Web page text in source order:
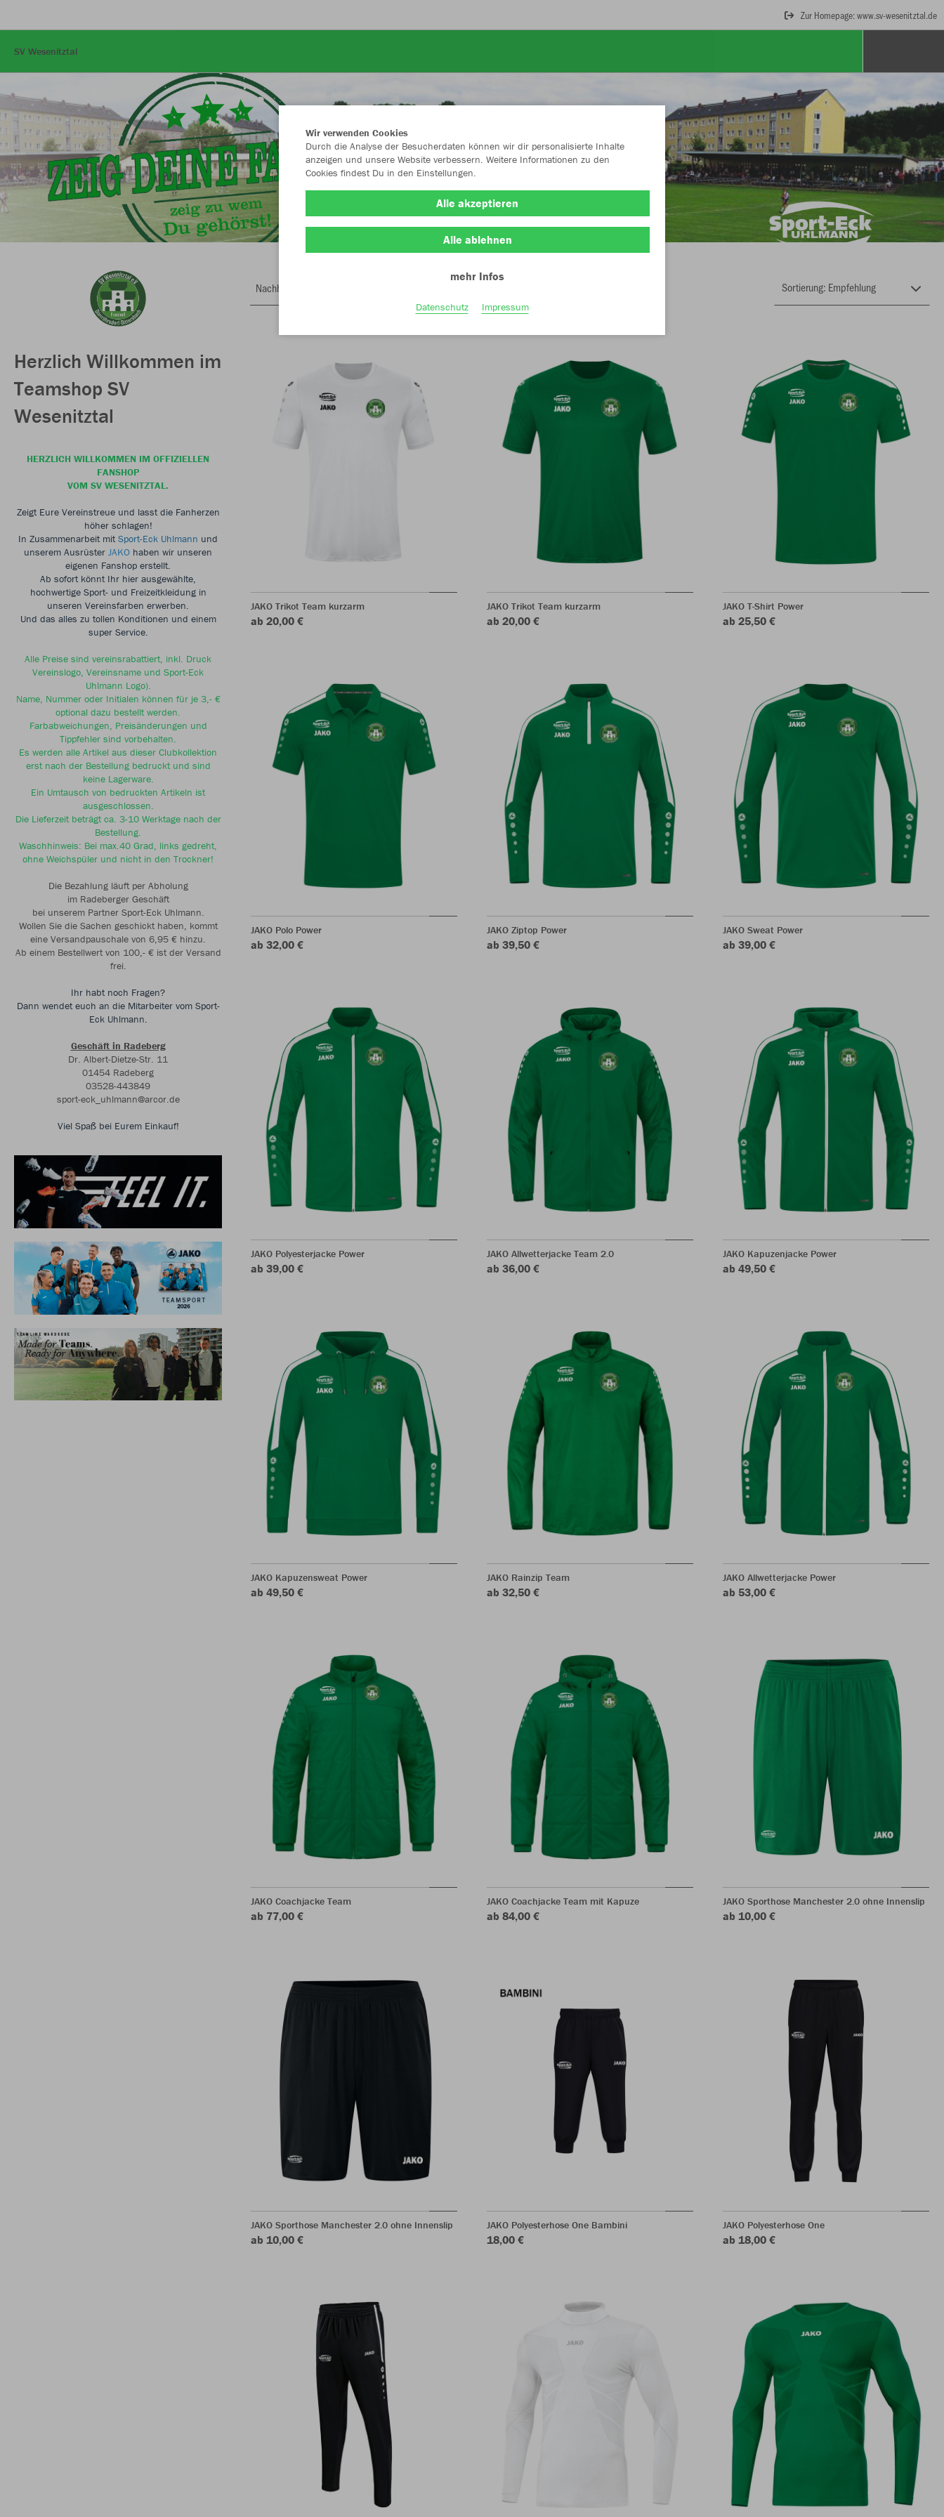
Zur Homepage: www.sv-wesenitztal.de
SV Wesenitztal
Herzlich Willkommen im
Teamshop SV
Wesenitztal
HERZLICH WILLKOMMEN IM OFFIZIELLEN
FANSHOP
VOM SV WESENITZTAL.
Zeigt Eure Vereinstreue und lasst die Fanherzen
höher schlagen!
In Zusammenarbeit mitSport-Eck Uhlmann und
unserem Ausrüster JAKO haben wir unseren
eigenen Fanshop erstellt.
Ab sofort könnt Ihr hier ausgewählte,
hochwertige Sport- und Freizeitkleidung in
unseren Vereinsfarben erwerben.
Und das alles zu tollen Konditionen und einem
super Service.
Alle Preise sind vereinsrabattiert, inkl. Druck
Vereinslogo, Vereinsname und Sport-Eck
Uhlmann Logo).
Name, Nummer oder Initialen können für je 3,- €
optional dazu bestellt werden.
Farbabweichungen, Preisänderungen und
Tippfehler sind vorbehalten.
Es werden alle Artikel aus dieser Clubkollektion
erst nach der Bestellung bedruckt und sind
keine Lagerware.
Ein Umtausch von bedruckten Artikeln ist
ausgeschlossen.
Die Lieferzeit beträgt ca. 3-10 Werktage nach der
Bestellung.
Waschhinweis: Bei max.40 Grad, links gedreht,
ohne Weichspüler und nicht in den Trockner!
Die Bezahlung läuft per Abholung
im Radeberger Geschäft
bei unserem Partner Sport-Eck Uhlmann.
Wollen Sie die Sachen geschickt haben, kommt
eine Versandpauschale von 6,95 € hinzu.
Ab einem Bestellwert von 100,- € ist der Versand
frei.
Ihr habt noch Fragen?
Dann wendet euch an die Mitarbeiter vom Sport-
Eck Uhlmann.
Geschäft in Radeberg
Dr. Albert-Dietze-Str. 11
01454 Radeberg
03528-443849
sport-eck_uhlmann@arcor.de
Viel Spaß bei Eurem Einkauf!
Nachhaltig
JAKO Trikot Team kurzarm
ab 20,00 €
JAKO Trikot Team kurzarm
ab 20,00 €
JAKO T-Shirt Power
ab 25,50 €
JAKO Polo Power
ab 32,00 €
JAKO Ziptop Power
ab 39,50 €
JAKO Sweat Power
ab 39,00 €
JAKO Polyesterjacke Power
ab 39,00 €
JAKO Allwetterjacke Team 2.0
ab 36,00 €
JAKO Kapuzenjacke Power
ab 49,50 €
JAKO Kapuzensweat Power
ab 49,50 €
JAKO Rainzip Team
ab 32,50 €
JAKO Allwetterjacke Power
ab 53,00 €
JAKO Coachjacke Team
ab 77,00 €
JAKO Coachjacke Team mit Kapuze
ab 84,00 €
JAKO Sporthose Manchester 2.0 ohne Innenslip
ab 10,00 €
JAKO Sporthose Manchester 2.0 ohne Innenslip
ab 10,00 €
JAKO Polyesterhose One Bambini
18,00 €
JAKO Polyesterhose One
ab 18,00 €
Wir verwenden Cookies
Durch die Analyse der Besucherdaten können wir dir personalisierte Inhalte
anzeigen und unsere Website verbessern. Weitere Informationen zu den
Cookies findest Du in den Einstellungen.
Alle akzeptieren
Alle ablehnen
mehr Infos
Datenschutz Impressum